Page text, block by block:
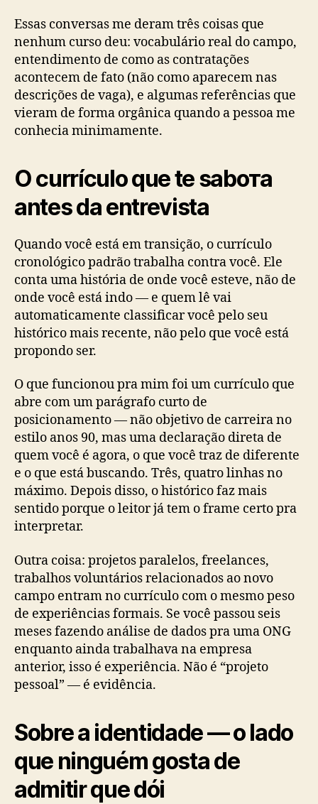
Essas conversas me deram três coisas que
nenhum curso deu: vocabulário real do campo,
entendimento de como as contratações
acontecem de fato (não como aparecem nas
descrições de vaga), e algumas referências que
vieram de forma orgânica quando a pessoa me
conhecia minimamente.
O currículo que te saboта
antes da entrevista
Quando você está em transição, o currículo
cronológico padrão trabalha contra você. Ele
conta uma história de onde você esteve, não de
onde você está indo — e quem lê vai
automaticamente classificar você pelo seu
histórico mais recente, não pelo que você está
propondo ser.
O que funcionou pra mim foi um currículo que
abre com um parágrafo curto de
posicionamento — não objetivo de carreira no
estilo anos 90, mas uma declaração direta de
quem você é agora, o que você traz de diferente
e o que está buscando. Três, quatro linhas no
máximo. Depois disso, o histórico faz mais
sentido porque o leitor já tem o frame certo pra
interpretar.
Outra coisa: projetos paralelos, freelances,
trabalhos voluntários relacionados ao novo
campo entram no currículo com o mesmo peso
de experiências formais. Se você passou seis
meses fazendo análise de dados pra uma ONG
enquanto ainda trabalhava na empresa
anterior, isso é experiência. Não é “projeto
pessoal” — é evidência.
Sobre a identidade — o lado
que ninguém gosta de
admitir que dói